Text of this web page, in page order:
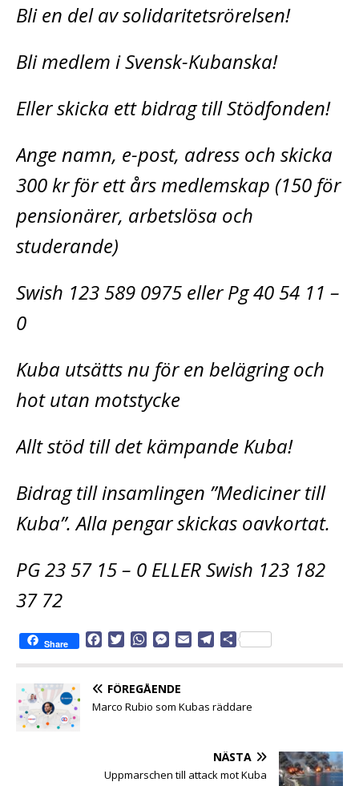
Bli en del av solidaritetsrörelsen!
Bli medlem i Svensk-Kubanska!
Eller skicka ett bidrag till Stödfonden!
Ange namn, e-post, adress och skicka
300 kr för ett års medlemskap (150 för
pensionärer, arbetslösa och
studerande)
Swish 123 589 0975 eller Pg 40 54 11 –
0
Kuba utsätts nu för en belägring och
hot utan motstycke
Allt stöd till det kämpande Kuba!
Bidrag till insamlingen ”Mediciner till
Kuba”. Alla pengar skickas oavkortat.
PG 23 57 15 – 0 ELLER Swish 123 182
37 72
Share
e
b
t
t
W
t
s
M
s
e
l
g
m
D
FÖREGÅENDE
Marco Rubio som Kubas räddare
NÄSTA
Uppmarschen till attack mot Kuba